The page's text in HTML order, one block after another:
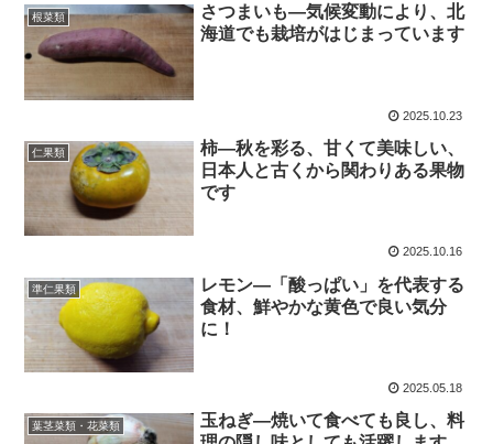
根菜類
さつまいも―気候変動により、北
海道でも栽培がはじまっています
2025.10.23
仁果類
柿―秋を彩る、甘くて美味しい、
日本人と古くから関わりある果物
です
2025.10.16
準仁果類
レモン―「酸っぱい」を代表する
食材、鮮やかな黄色で良い気分
に！
2025.05.18
葉茎菜類・花菜類
玉ねぎ―焼いて食べても良し、料